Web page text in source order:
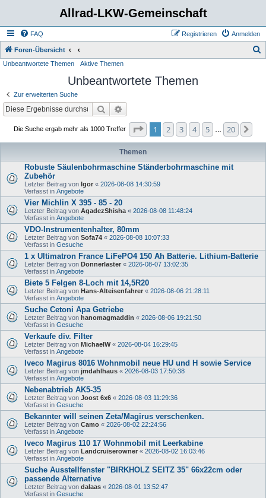
Allrad-LKW-Gemeinschaft
FAQ Anmelden
Registrieren
Foren-Übersicht
Unbeantwortete Themen Aktive Themen
Unbeantwortete Themen
Zur erweiterten Suche
Suche
Die Suche ergab mehr als 1000 Treffer Seite von
1 2 3 4 5 20
Themen
Robuste Säulenbohrmaschine Ständerbohrmaschine mit
Zubehör
Letzter Beitrag von Igor « 2026-08-08 14:30:59
Verfasst in Angebote
Vier Michlin X 395 - 85 - 20
Letzter Beitrag von AgadezShisha « 2026-08-08 11:48:24
Verfasst in Angebote
VDO-Instrumentenhalter, 80mm
Letzter Beitrag von Sofa74 « 2026-08-08 10:07:33
Verfasst in Gesuche
1 x Ultimatron France LiFePO4 150 Ah Batterie. Lithium-Batterie
Letzter Beitrag von Donnerlaster « 2026-08-07 13:02:35
Verfasst in Angebote
Biete 5 Felgen 8-Loch mit 14,5R20
Letzter Beitrag von Hans-Alteisenfahrer « 2026-08-06 21:28:11
Verfasst in Angebote
Suche Cetoni Apa Getriebe
Letzter Beitrag von hanomagmaddin « 2026-08-06 19:21:50
Verfasst in Gesuche
Verkaufe div. Filter
Letzter Beitrag von MichaelW« 2026-08-04 16:29:45
Verfasst in Angebote
Iveco Magirus 8016 Wohnmobil neue HU und H sowie Service
Letzter Beitrag von jmdahlhaus « 2026-08-03 17:50:38
Verfasst in Angebote
Nebenabtrieb AK5-35
Letzter Beitrag von Joost 6x6 « 2026-08-03 11:29:36
Verfasst in Gesuche
Bekannter will seinen Zeta/Magirus verschenken.
Letzter Beitrag von Camo « 2026-08-02 22:24:56
Verfasst in Angebote
Iveco Magirus 110 17 Wohnmobil mit Leerkabine
Letzter Beitrag von Landcruiserowner « 2026-08-02 16:03:46
Verfasst in Angebote
Suche Ausstellfenster "BIRKHOLZ SEITZ 35" 66x22cm oder
passende Alternative
Letzter Beitrag von dalaas « 2026-08-01 13:52:47
Verfasst in Gesuche